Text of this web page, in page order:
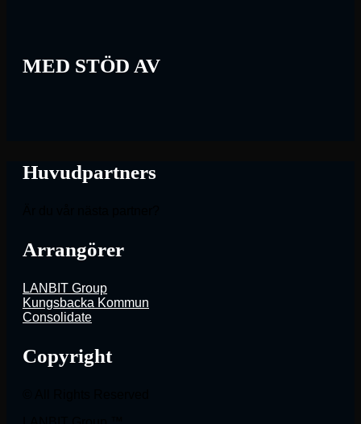
MED STÖD AV
Huvudpartners
Arrangörer
LANBIT Group
Kungsbacka Kommun
Consolidate
Copyright